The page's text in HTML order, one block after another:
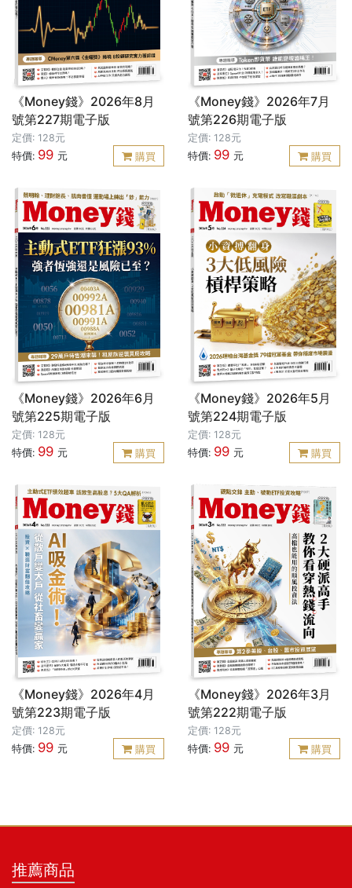
《Money錢》2026年8月
號第227期電子版
定價: 128元
特價: 99 元 購買
《Money錢》2026年7月
號第226期電子版
定價: 128元
特價: 99 元 購買
《Money錢》2026年6月
號第225期電子版
定價: 128元
特價: 99 元 購買
《Money錢》2026年5月
號第224期電子版
定價: 128元
特價: 99 元 購買
《Money錢》2026年4月
號第223期電子版
定價: 128元
特價: 99 元 購買
《Money錢》2026年3月
號第222期電子版
定價: 128元
特價: 99 元 購買
推薦商品